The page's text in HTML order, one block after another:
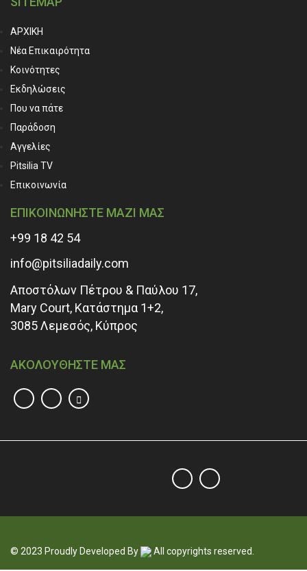
ΑΡΧΙΚΗ
Νέα Επικαιρότητα
Κοινότητες
Εκδηλώσεις
Που να πάτε
Παράδοση
Αγγελίες
Pitsilia TV
Επικοινωνία
ΕΠΙΚΟΙΝΩΝΗΣΤΕ ΜΑΖΙ ΜΑΣ
+99 18 42 54
info@pitsiliadaily.com
Αποστόλων Πέτρου & Παύλου 17,
Mary Court, Κατάστημα 1+2,
3085 Λεμεσός, Κύπρος
ΑΚΟΛΟΥΘΗΣΤΕ ΜΑΣ
© 2023 Proudly Developed By All copyrights reserved.